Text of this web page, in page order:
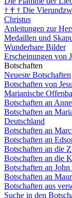
† † † Die
Christus
Anleitungen zur
Medaillen und
Wunderbare Bilder
Erscheinungen von
Botschaften
Neueste Botschaften
Botschaften von
Marianische
Botschaften an
Botschaften an
Deutschland
Botschaften an
Botschaften an
Botschaften an die
Botschaften an die
Botschaften an
Botschaften an
Botschaften aus
Suche in den